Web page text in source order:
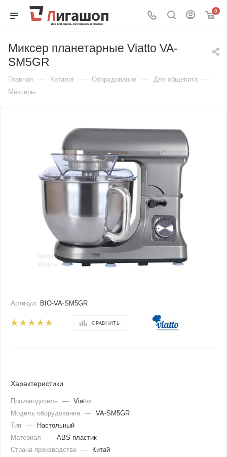
0
Миксер планетарные Viatto VA-
SM5GR
Главная — Каталог — Оборудование — Для общепита —
Миксеры
Артикул: BIO-VA-SM5GR
СРАВНИТЬ
Характеристики
Производитель — Viatto
Модель оборудования
— VA-SM5GR
Тип
—
Настольный
Материал
— ABS-пластик
Страна производства —
Китай